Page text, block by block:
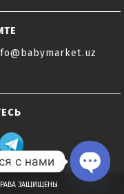
ЗАЩИЩЕНЫ
с нами